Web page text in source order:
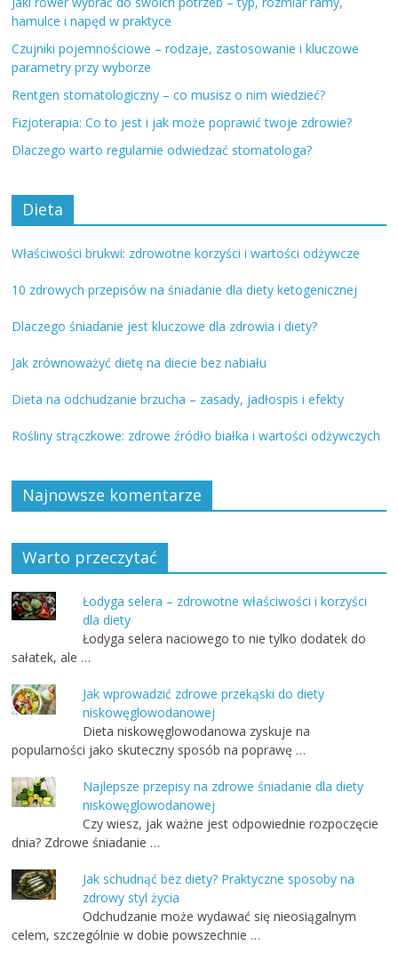
hamulce i napęd w praktyce
Czujniki pojemnościowe – rodzaje, zastosowanie i kluczowe
parametry przy wyborze
Rentgen stomatologiczny – co musisz o nim wiedzieć?
Fizjoterapia: Co to jest i jak może poprawić twoje zdrowie?
Dlaczego warto regularnie odwiedzać stomatologa?
Dieta
Właściwości brukwi: zdrowotne korzyści i wartości odżywcze
10 zdrowych przepisów na śniadanie dla diety ketogenicznej
Dlaczego śniadanie jest kluczowe dla zdrowia i diety?
Jak zrównoważyć dietę na diecie bez nabiału
Dieta na odchudzanie brzucha – zasady, jadłospis i efekty
Rośliny strączkowe: zdrowe źródło białka i wartości odżywczych
Najnowsze komentarze
Warto przeczytać
Łodyga selera – zdrowotne właściwości i korzyści
dla diety
Łodyga selera naciowego to nie tylko dodatek do
sałatek, ale …
Jak wprowadzić zdrowe przekąski do diety
niskowęglowodanowej
Dieta niskowęglowodanowa zyskuje na
popularności jako skuteczny sposób na poprawę …
Najlepsze przepisy na zdrowe śniadanie dla diety
niskowęglowodanowej
Czy wiesz, jak ważne jest odpowiednie rozpoczęcie
dnia? Zdrowe śniadanie …
Jak schudnąć bez diety? Praktyczne sposoby na
zdrowy styl życia
Odchudzanie może wydawać się nieosiągalnym
celem, szczególnie w dobie powszechnie …